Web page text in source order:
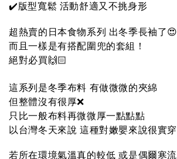
✔️版型寬鬆 活動舒適又不挑身形
超熱賣的日本食物系列 出冬季長袖了😍
而且一樣是有搭配圍兜的套組！
絕對必買🙌🏻
這系列是冬季布料 有做微微的夾綿
但整體沒有很厚❌
只比一般布料再微微厚一點點點
以台灣冬天來說 這種對嫩嬰來說很實
若所在環境氣溫真的較低 或是偶爾寒